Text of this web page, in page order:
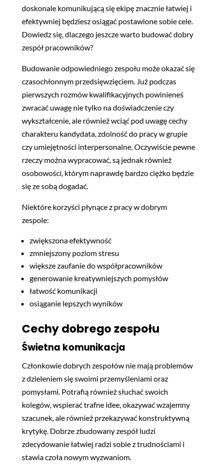
doskonale komunikującą się ekipę znacznie łatwiej i
efektywniej będziesz osiągać postawione sobie cele.
Dowiedz się, dlaczego jeszcze warto budować dobry
zespół pracowników?
Budowanie odpowiedniego zespołu może okazać się
czasochłonnym przedsięwzięciem. Już podczas
pierwszych rozmów kwalifikacyjnych powinieneś
zwracać uwagę nie tylko na doświadczenie czy
wykształcenie, ale również wciąć pod uwagę cechy
charakteru kandydata, zdolność do pracy w grupie
czy umiejętności interpersonalne. Oczywiście pewne
rzeczy można wypracować, są jednak również
osobowości, którym naprawdę bardzo ciężko będzie
się ze sobą dogadać.
Niektóre korzyści płynące z pracy w dobrym
zespole:
zwiększona efektywność
zmniejszony poziom stresu
większe zaufanie do współpracowników
generowanie kreatywniejszych pomysłów
łatwość komunikacji
osiąganie lepszych wyników
Cechy dobrego zespołu
Świetna komunikacja
Członkowie dobrych zespołów nie mają problemów
z dzieleniem się swoimi przemyśleniami oraz
pomysłami. Potrafią również słuchać swoich
kolegów, wspierać trafne idee, okazywać wzajemny
szacunek, ale również przekazywać konstruktywną
krytykę. Dobrze zbudowany zespół ludzi
zdecydowanie łatwiej radzi sobie z trudnościami i
stawia czoła nowym wyzwaniom.